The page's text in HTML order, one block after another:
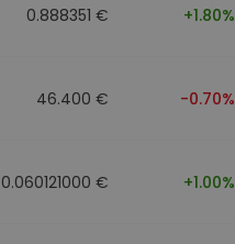
0.888351 € +1.80%
46.400 € -0.70%
0.060121000 € +1.00%